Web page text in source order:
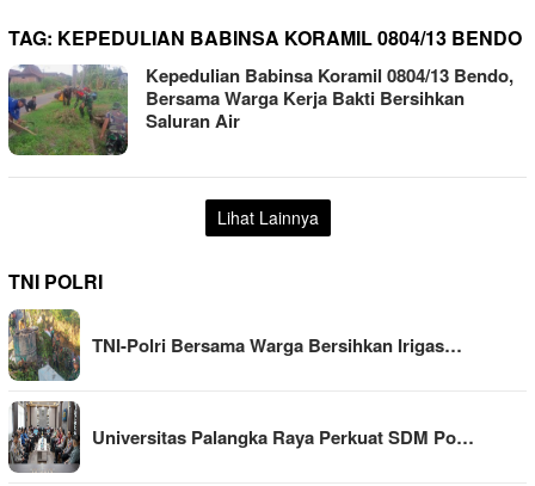
TAG: KEPEDULIAN BABINSA KORAMIL 0804/13 BENDO
Kepedulian Babinsa Koramil 0804/13 Bendo,
Bersama Warga Kerja Bakti Bersihkan
Saluran Air
Lihat Lainnya
TNI POLRI
TNI-Polri Bersama Warga Bersihkan Irigas…
Universitas Palangka Raya Perkuat SDM Po…